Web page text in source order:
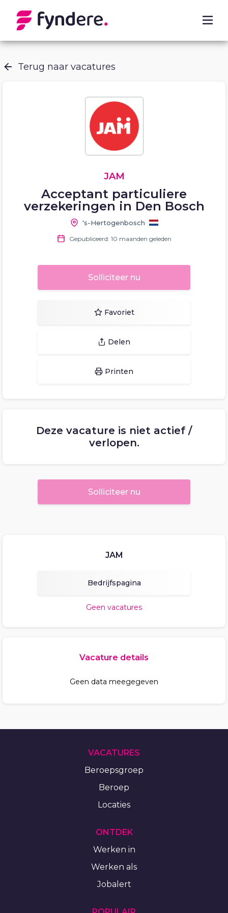
Terug naar vacatures
JAM
Acceptant particuliere
verzekeringen in Den Bosch
's-Hertogenbosch
Gepubliceerd: 10 maanden geleden
Solliciteer nu
Favoriet
Delen
Printen
Deze vacature is niet actief /
verlopen.
Solliciteer nu
JAM
Bedrijfspagina
Geen vacatures
Vacature details
Geen data meegegeven
VACATURES
Beroepsgroep
Beroep
Locaties
ONTDEK
Werken in
Werken als
Jobalert